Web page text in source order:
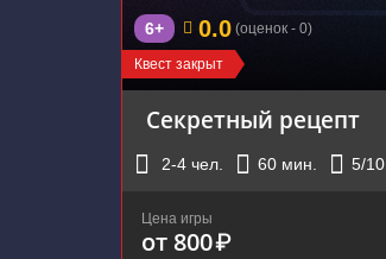
Квест закрыт
6+ 0.0 (оценок - 0)
Секретный рецепт
2-4 чел. 60 мин. 5/10
Цена игры
от 800₽